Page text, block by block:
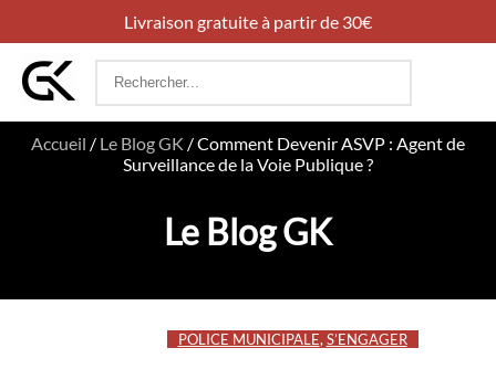
Livraison gratuite à partir de 30€
Rechercher
Accueil / Le Blog GK /Comment Devenir ASVP : Agent de
Surveillance de la Voie Publique ?
Le Blog GK
POLICE MUNICIPALE, S’ENGAGER